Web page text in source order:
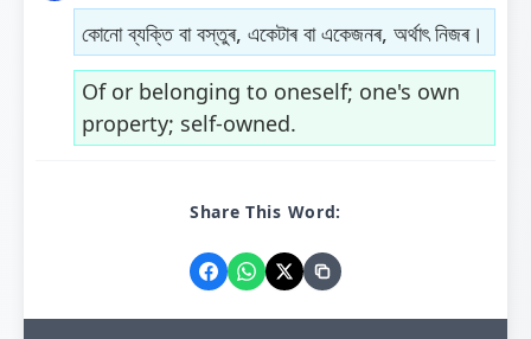
কোনো ব্যক্তি বা বস্তুৰ, একেটাৰ বা একেজনৰ, অৰ্থাৎ নিজৰ।
Of or belonging to oneself; one's own
property; self-owned.
Share This Word: